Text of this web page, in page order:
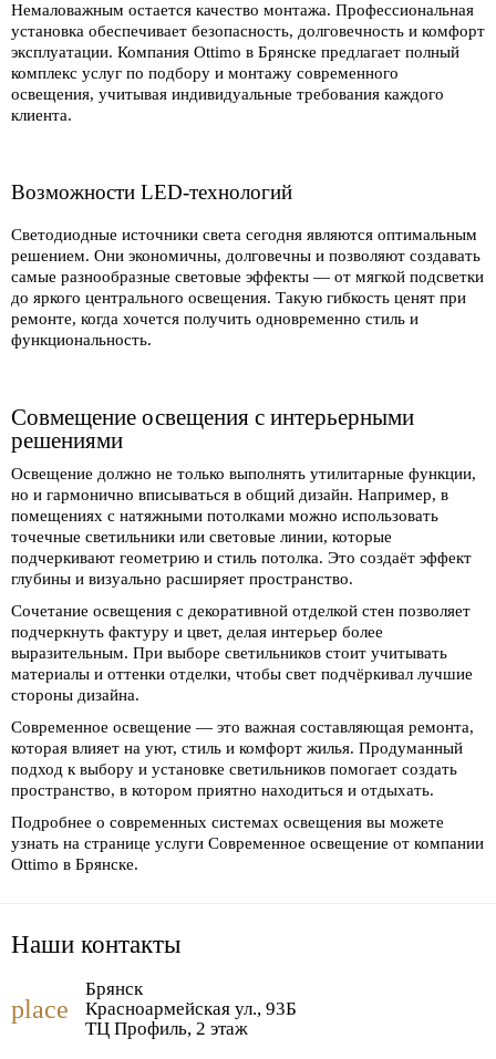
Немаловажным остается качество монтажа. Профессиональная
установка обеспечивает безопасность, долговечность и комфорт
эксплуатации. Компания Ottimo в Брянске предлагает полный
комплекс услуг по подбору и монтажу современного
освещения, учитывая индивидуальные требования каждого
клиента.
Возможности LED-технологий
Светодиодные источники света сегодня являются оптимальным
решением. Они экономичны, долговечны и позволяют создавать
самые разнообразные световые эффекты — от мягкой подсветки
до яркого центрального освещения. Такую гибкость ценят при
ремонте, когда хочется получить одновременно стиль и
функциональность.
Совмещение освещения с интерьерными
решениями
Освещение должно не только выполнять утилитарные функции,
но и гармонично вписываться в общий дизайн. Например, в
помещениях с натяжными потолками можно использовать
точечные светильники или световые линии, которые
подчеркивают геометрию и стиль потолка. Это создаёт эффект
глубины и визуально расширяет пространство.
Сочетание освещения с декоративной отделкой стен позволяет
подчеркнуть фактуру и цвет, делая интерьер более
выразительным. При выборе светильников стоит учитывать
материалы и оттенки отделки, чтобы свет подчёркивал лучшие
стороны дизайна.
Современное освещение — это важная составляющая ремонта,
которая влияет на уют, стиль и комфорт жилья. Продуманный
подход к выбору и установке светильников помогает создать
пространство, в котором приятно находиться и отдыхать.
Подробнее о современных системах освещения вы можете
узнать на странице услуги Современное освещение от компании
Ottimo в Брянске.
Наши контакты
place
Брянск
Красноармейская ул., 93Б
ТЦ Профиль, 2 этаж